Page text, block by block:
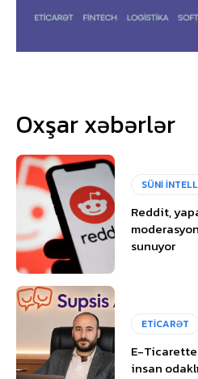
Oxşar xəbərlər
SÜNİ
Reddit,
sunuyor
ETİCARƏT
E-Ticarette
insan